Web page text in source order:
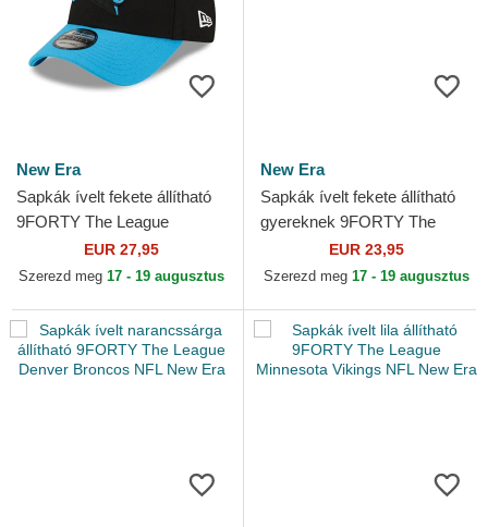
New Era
Sapkák ívelt fekete állítható
9FORTY The League
Carolina Panthers NFL New
Era
EUR 27,95
Szerezd meg 17 - 19 augusztus
New Era
Sapkák ívelt fekete állítható
gyereknek 9FORTY The
League Pittsburgh Steelers
NFL New Era
EUR 23,95
Szerezd meg 17 - 19 augusztus